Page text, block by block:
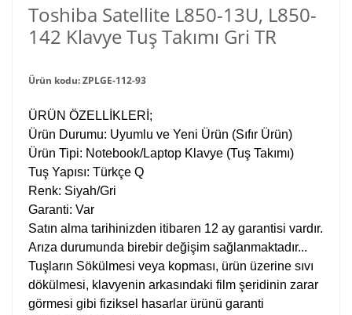
Toshiba Satellite L850-13U, L850-
142 Klavye Tuş Takımı Gri TR
Ürün kodu: ZPLGE-112-93
ÜRÜN ÖZELLİKLERİ;
Ürün Durumu: Uyumlu ve Yeni Ürün (Sıfır Ürün)
Ürün Tipi: Notebook/Laptop Klavye (Tuş Takımı)
Tuş Yapısı: Türkçe Q
Renk: Siyah/Gri
Garanti: Var
Satın alma tarihinizden itibaren 12 ay garantisi vardır.
Arıza durumunda birebir değişim sağlanmaktadır...
Tuşların Sökülmesi veya kopması, ürün üzerine sıvı
dökülmesi, klavyenin arkasındaki film şeridinin zarar
görmesi gibi fiziksel hasarlar ürünü garanti